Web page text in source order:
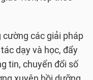
cường các giải pháp
dạy và học, đẩy
tin, chuyển đổi số